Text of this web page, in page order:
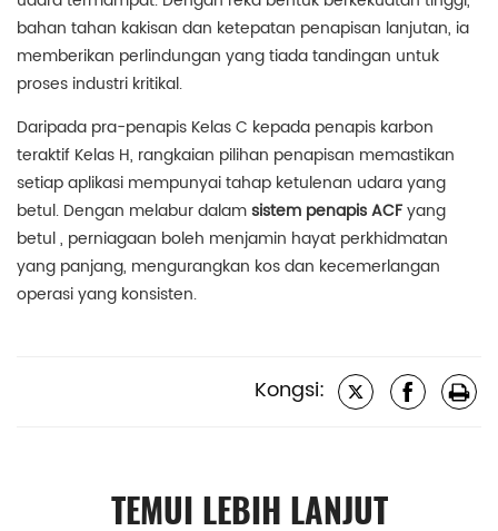
bahan tahan kakisan dan ketepatan penapisan lanjutan, ia
memberikan perlindungan yang tiada tandingan untuk
proses industri kritikal.
Daripada pra-penapis Kelas C kepada penapis karbon
teraktif Kelas H, rangkaian pilihan penapisan memastikan
setiap aplikasi mempunyai tahap ketulenan udara yang
betul. Dengan melabur dalamsistem penapis ACFyang
betul , perniagaan boleh menjamin hayat perkhidmatan
yang panjang, mengurangkan kos dan kecemerlangan
operasi yang konsisten.
Kongsi:
TEMUI LEBIH LANJUT